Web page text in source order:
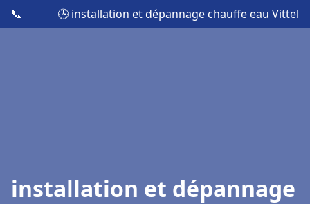
📞 🕒 installation et dépannage chauffe eau Vittel
installation et dépannage